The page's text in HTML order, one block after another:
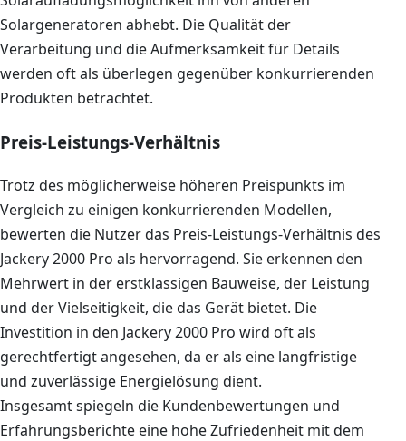
Solargeneratoren abhebt. Die Qualität der
Verarbeitung und die Aufmerksamkeit für Details
werden oft als überlegen gegenüber konkurrierenden
Produkten betrachtet.
Preis-Leistungs-Verhältnis
Trotz des möglicherweise höheren Preispunkts im
Vergleich zu einigen konkurrierenden Modellen,
bewerten die Nutzer das Preis-Leistungs-Verhältnis des
Jackery 2000 Pro als hervorragend. Sie erkennen den
Mehrwert in der erstklassigen Bauweise, der Leistung
und der Vielseitigkeit, die das Gerät bietet. Die
Investition in den Jackery 2000 Pro wird oft als
gerechtfertigt angesehen, da er als eine langfristige
und zuverlässige Energielösung dient.
Insgesamt spiegeln die Kundenbewertungen und
Erfahrungsberichte eine hohe Zufriedenheit mit dem